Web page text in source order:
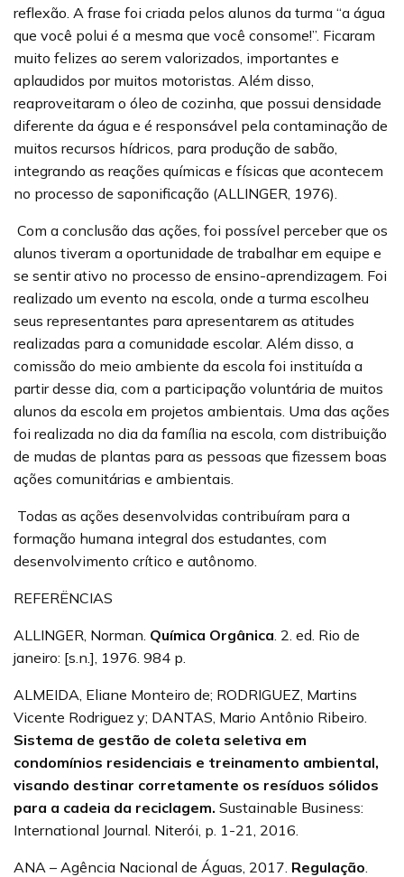
reflexão. A frase foi criada pelos alunos da turma “a água
que você polui é a mesma que você consome!”. Ficaram
muito felizes ao serem valorizados, importantes e
aplaudidos por muitos motoristas. Além disso,
reaproveitaram o óleo de cozinha, que possui densidade
diferente da água e é responsável pela contaminação de
muitos recursos hídricos, para produção de sabão,
integrando as reações químicas e físicas que acontecem
no processo de saponificação (ALLINGER, 1976).
Com a conclusão das ações, foi possível perceber que os
alunos tiveram a oportunidade de trabalhar em equipe e
se sentir ativo no processo de ensino-aprendizagem. Foi
realizado um evento na escola, onde a turma escolheu
seus representantes para apresentarem as atitudes
realizadas para a comunidade escolar. Além disso, a
comissão do meio ambiente da escola foi instituída a
partir desse dia, com a participação voluntária de muitos
alunos da escola em projetos ambientais. Uma das ações
foi realizada no dia da família na escola, com distribuição
de mudas de plantas para as pessoas que fizessem boas
ações comunitárias e ambientais.
Todas as ações desenvolvidas contribuíram para a
formação humana integral dos estudantes, com
desenvolvimento crítico e autônomo.
REFERËNCIAS
ALLINGER, Norman. Química Orgânica. 2. ed. Rio de
janeiro: [s.n.], 1976. 984 p.
ALMEIDA, Eliane Monteiro de; RODRIGUEZ, Martins
Vicente Rodriguez y; DANTAS, Mario Antônio Ribeiro.
Sistema de gestão de coleta seletiva em
condomínios residenciais e treinamento ambiental,
visando destinar corretamente os resíduos sólidos
para a cadeia da reciclagem. Sustainable Business:
International Journal. Niterói, p. 1-21, 2016.
ANA – Agência Nacional de Águas, 2017. Regulação.